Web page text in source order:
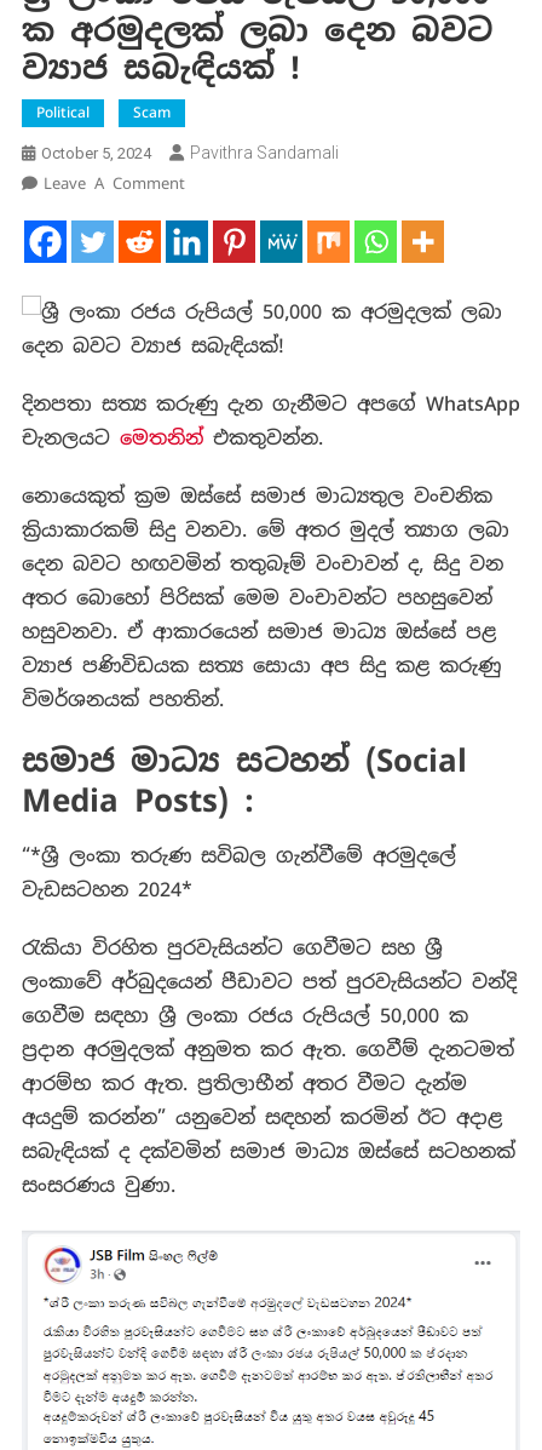
ක අරමුදලක් ලබා දෙන බවට
ව්‍යාජ සබැඳියක් !
Political Scam
October 5, 2024 Pavithra Sandamali
Leave A CommentOn
ලංකා
රජය
50,000
ක
ලබා
දෙන
ව්‍යාජ
සබැඳියක්
දිනපතා සත්‍ය කරුණු දැන ගැනීමට අපගේ WhatsApp
චැනලයට මෙතනින්එකතුවන්න.
නොයෙකුත් ක්‍රම ඔස්සේ සමාජ මාධ්‍යතුල වංචනික
ක්‍රියාකාරකම් සිදු වනවා. මේ අතර මුදල් ත්‍යාග ලබා
දෙන බවට හඟවමින් තතුබෑම් වංචාවන් ද, සිදු වන
අතර බොහෝ පිරිසක් මෙම වංචාවන්ට පහසුවෙන්
හසුවනවා. ඒ ආකාරයෙන් සමාජ මාධ්‍ය ඔස්සේ පළ
ව්‍යාජ පණිවිඩයක සත්‍ය සොයා අප සිදු කළ කරුණු
විමර්ශනයක් පහතින්.
සමාජ මාධ්‍ය සටහන් (Social
Media Posts) :
“*ශ්‍රී ලංකා තරුණ සවිබල ගැන්වීමේ අරමුදලේ
වැඩසටහන 2024*
රැකියා විරහිත පුරවැසියන්ට ගෙවීමට සහ ශ්‍රී
ලංකාවේ අර්බුදයෙන් පීඩාවට පත් පුරවැසියන්ට වන්දි
ගෙවීම සඳහා ශ්‍රී ලංකා රජය රුපියල් 50,000 ක
ප්‍රදාන අරමුදලක් අනුමත කර ඇත. ගෙවීම් දැනටමත්
ආරම්භ කර ඇත. ප්‍රතිලාභීන් අතර වීමට දැන්ම
අයදුම් කරන්න” යනුවෙන් සඳහන් කරමින් ඊට අදාළ
සබැඳියක් ද දක්වමින් සමාජ මාධ්‍ය ඔස්සේ සටහනක්
සංසරණය වුණා.